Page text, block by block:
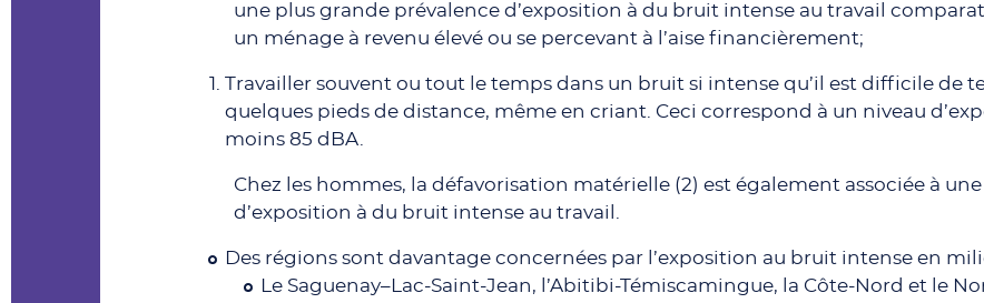
une plus grande prévalence d’exposition à du bruit intense au travail
un ménage à revenu élevé ou se percevant à l’aise financièrement;
Travailler souvent ou tout le temps dans un bruit si intense qu’il est difficile de
quelques pieds de distance, même en criant. Ceci correspond à un niveau
moins 85 dBA.
Chez les hommes, la défavorisation matérielle (2) est également associée à
d’exposition à du bruit intense au travail.
Des régions sont davantage concernées par l’exposition au bruit intense en
Le Saguenay–Lac-Saint-Jean, l’Abitibi-Témiscamingue, la Côte-Nord et le